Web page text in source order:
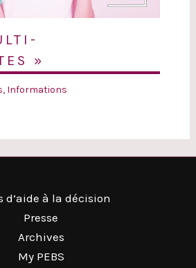
»
, Informations
d’aide à la décision
Presse
Archives
My PEBS